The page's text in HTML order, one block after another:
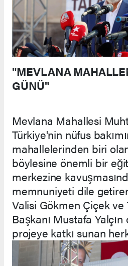
"MEVLANA
GÜNÜ"
Mevlana Mahallesi
Türkiye'nin nüfus
mahallelerinden biri
böylesine önemli bir
merkezine
memnuniyeti dile
Valisi Gökmen Çiçek ve
Başkanı Mustafa
projeye katkı sunan